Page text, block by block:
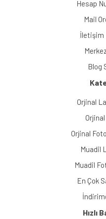
Hesap
Mail
İletişim
Blog
Orjinal
Orjinal
Muadil
Muadil
En Çok
Hızlı